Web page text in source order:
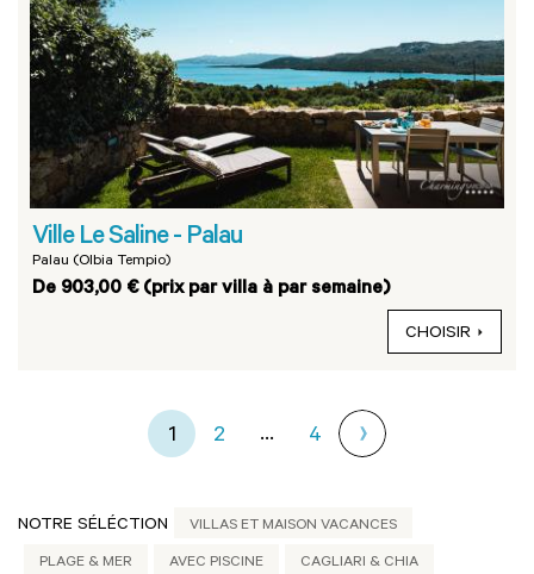
Ville Le Saline - Palau
Palau (Olbia Tempio)
De 903,00 € (prix par villa à par semaine)
CHOISIR
1 2 ... 4
NOTRE SÉLÉCTION VILLAS ET MAISON VACANCES
PLAGE & MER AVEC PISCINE CAGLIARI & CHIA